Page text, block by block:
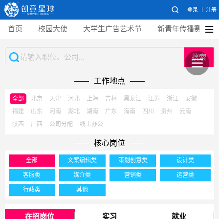
登录 注册
首页 校园大使 大学生广告艺术节 新青年传播赛
搜索
工作地点
全部 北京 天津 河北 上海 吉林 黑龙江 江苏 浙江
安徽
福建
山东 河南 湖北 湖南 广东 海南 四川 贵州
云南
陕西
广西 公司分配 线上办公
核心岗位
全部 文案编辑类 策划创意类 设计类
客服类 媒介类 营销类 运营类
行政类 其他
在招岗位 实习 就业